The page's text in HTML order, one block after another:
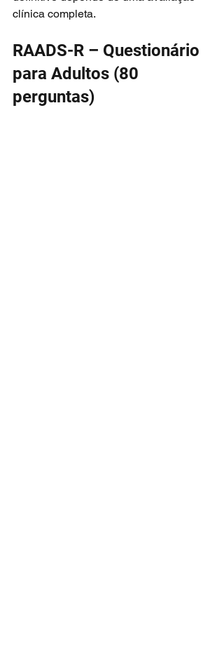
clínica completa.
RAADS-R – Questionário
para Adultos (80
perguntas)